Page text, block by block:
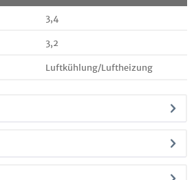
3,4
3,2
Luftkühlung/Luftheizung